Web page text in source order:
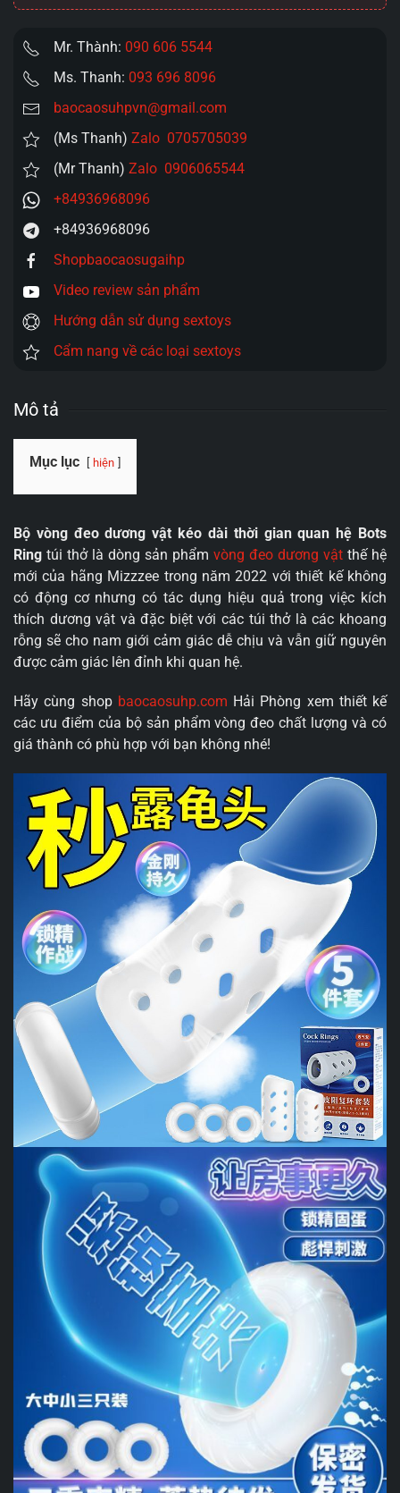
số
Mr. Thành: 090 606 5544
Ms. Thanh: 093 696 8096
baocaosuhpvn@gmail.com
(Ms Thanh) Zalo 0705705039
(Mr Thanh) Zalo 0906065544
+84936968096
+84936968096
Shopbaocaosugaihp
Video review sản phẩm
Hướng dẫn sử dụng sextoys
Cẩm nang về các loại sextoys
Mô tả
Mục lục hiện
Bộ vòng đeo dương vật kéo dài thời gian quan hệ Bots
Ring túi thở là dòng sản phẩm vòng đeo dương vật thế hệ
mới của hãng Mizzzee trong năm 2022 với thiết kế không
có động cơ nhưng có tác dụng hiệu quả trong việc kích
thích dương vật và đặc biệt với các túi thở là các khoang
rỗng sẽ cho nam giới cảm giác dễ chịu và vẫn giữ nguyên
được cảm giác lên đỉnh khi quan hệ.
Hãy cùng shop baocaosuhp.com Hải Phòng xem thiết kế
các ưu điểm của bộ sản phẩm vòng đeo chất lượng và có
giá thành có phù hợp với bạn không nhé!